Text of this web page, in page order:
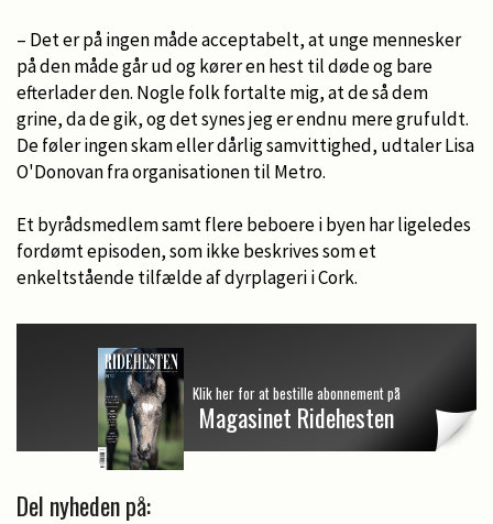
– Det er på ingen måde acceptabelt, at unge mennesker
på den måde går ud og kører en hest til døde og bare
efterlader den. Nogle folk fortalte mig, at de så dem
grine, da de gik, og det synes jeg er endnu mere grufuldt.
De føler ingen skam eller dårlig samvittighed, udtaler Lisa
O'Donovan fra organisationen til Metro.
Et byrådsmedlem samt flere beboere i byen har ligeledes
fordømt episoden, som ikke beskrives som et
enkeltstående tilfælde af dyrplageri i Cork.
Klik her for at bestille abonnement på
Magasinet Ridehesten
Del nyheden på: